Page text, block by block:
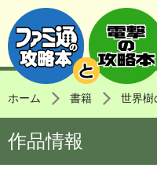
ホーム 書籍 世界樹
作品情報